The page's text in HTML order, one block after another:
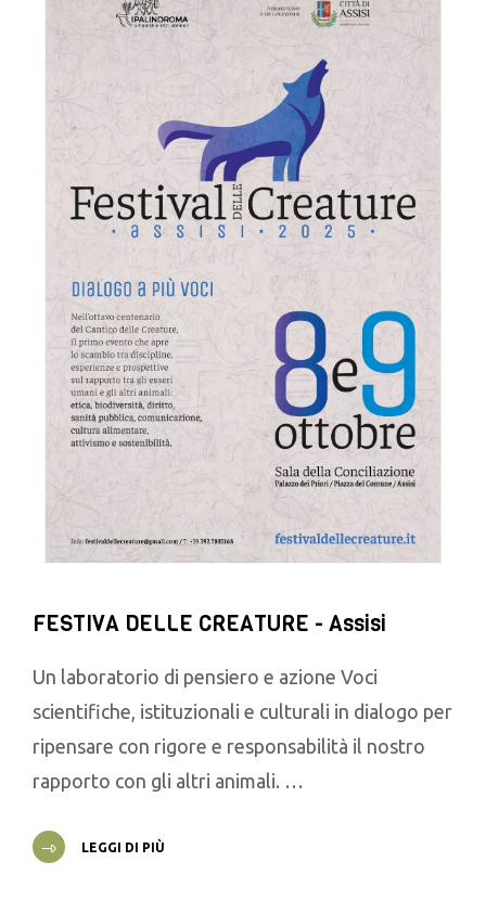
FESTIVA DELLE CREATURE - Assisi
Un laboratorio di pensiero e azione Voci
scientifiche, istituzionali e culturali in dialogo per
ripensare con rigore e responsabilità il nostro
rapporto con gli altri animali. …
LEGGI DI PIÙ